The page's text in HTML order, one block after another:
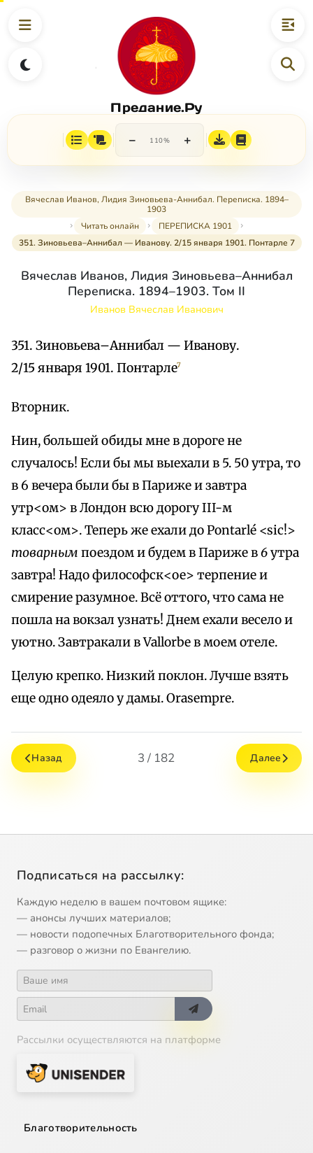
Предание.Ру
− 110% +
Вячеслав Иванов, Лидия Зиновьева-Аннибал. Переписка. 1894–
1903
Читать онлайн
ПЕРЕПИСКА 1901
351. Зиновьева–Аннибал — Иванову. 2/15 января 1901. Понтарле 7
Вячеслав Иванов, Лидия Зиновьева–Аннибал
Переписка. 1894–1903. Том II
Иванов Вячеслав Иванович
351. Зиновьева–Аннибал — Иванову.
2/15 января 1901. Понтарле7
Вторник.
Нин, большей обиды мне в дороге не
случалось! Если бы мы выехали в 5. 50 утра, то
в 6 вечера были бы в Париже и завтра
утр<ом> в Лондон всю дорогу III-м
класс<ом>. Теперь же ехали до Pontarlé <sic!>
товарным поездом и будем в Париже в6утра
завтра! Надо философск<ое> терпение и
смирение разумное. Всё оттого, что сама не
пошла на вокзал узнать! Днем ехали весело и
уютно. Завтракали в Vallorbe в моем отеле.
Целую крепко. Низкий поклон. Лучше взять
еще одно одеяло у дамы. Orasempre.
Назад 3 / 182 Далее
Подписаться на рассылку:
Каждую неделю в вашем почтовом ящике:
— анонсы лучших материалов;
— новости подопечных Благотворительного фонда;
— разговор о жизни по Евангелию.
Рассылки осуществляются на платформе
Благотворительность